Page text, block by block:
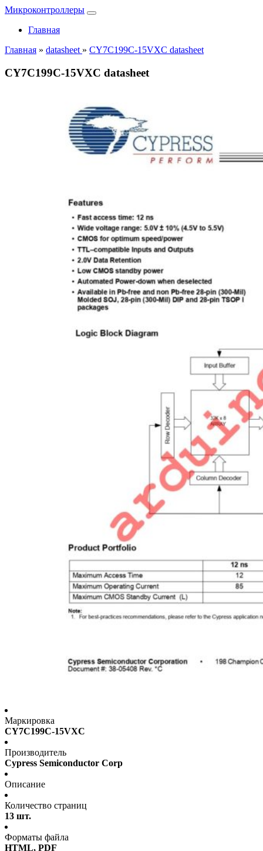
Микроконтроллеры
Главная
Главная » datasheet » CY7C199C-15VXC datasheet
CY7C199C-15VXC datasheet
Маркировка
CY7C199C-15VXC
Производитель
Cypress Semiconductor Corp
Описание
Количество страниц
13 шт.
Форматы файла
HTML, PDF